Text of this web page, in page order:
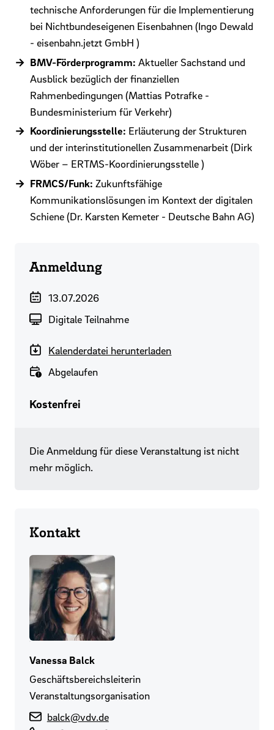
technische Anforderungen für die Implementierung
bei Nichtbundeseigenen Eisenbahnen (Ingo Dewald
- eisenbahn.jetzt GmbH )
BMV-Förderprogramm: Aktueller Sachstand und
Ausblick bezüglich der finanziellen
Rahmenbedingungen (Mattias Potrafke -
Bundesministerium für Verkehr)
Koordinierungsstelle: Erläuterung der Strukturen
und der interinstitutionellen Zusammenarbeit (Dirk
Wöber – ERTMS-Koordinierungsstelle )
FRMCS/Funk: Zukunftsfähige
Kommunikationslösungen im Kontext der digitalen
Schiene (Dr. Karsten Kemeter - Deutsche Bahn AG)
Anmeldung
Veranstaltungszeitraum
13.07.2026
Durchführungsart
Digitale Teilnahme
Kalenderdatei herunterladen
Verfügbarkeit
Abgelaufen
Preis
Kostenfrei
Die Anmeldung für diese Veranstaltung ist nicht
mehr möglich.
Kontakt
Vanessa Balck
Geschäftsbereichsleiterin
Veranstaltungsorganisation
balck@vdv.de